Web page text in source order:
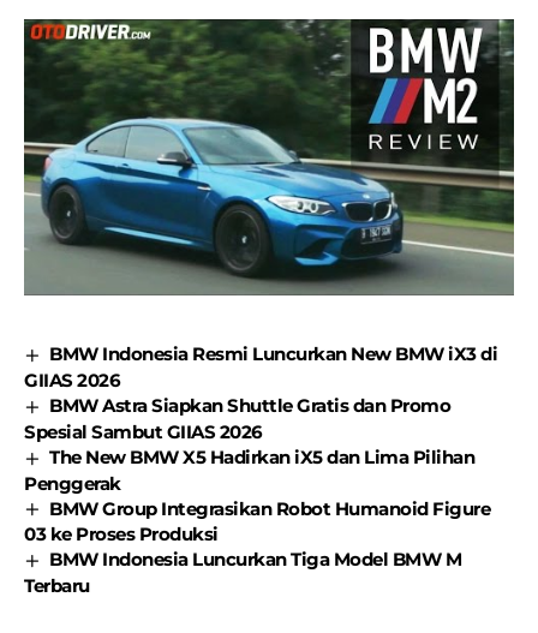
BMW Indonesia Resmi Luncurkan New BMW iX3 di
GIIAS 2026
BMW Astra Siapkan Shuttle Gratis dan Promo
Spesial Sambut GIIAS 2026
The New BMW X5 Hadirkan iX5 dan Lima Pilihan
Penggerak
BMW Group Integrasikan Robot Humanoid Figure
03 ke Proses Produksi
BMW Indonesia Luncurkan Tiga Model BMW M
Terbaru